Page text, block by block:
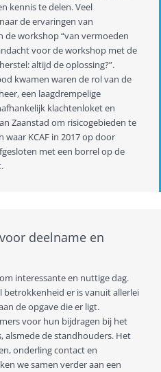
kennis te delen. Veel
de ervaringen van
de workshop “van vermoeden
voor de workshop met de
altijd de oplossing?”.
kwamen waren de rol van de
een laagdrempelige
klachtenloket en
Zaanstad om risicogebieden te
KCAF in 2017 op door
met een borrel op de
deelname en
interessante en nuttige dag.
betrokkenheid er is vanuit allerlei
de opgave die er ligt.
voor hun bijdragen bij het
alsmede de standhouders. Het
onderling contact en
we samen verder aan een